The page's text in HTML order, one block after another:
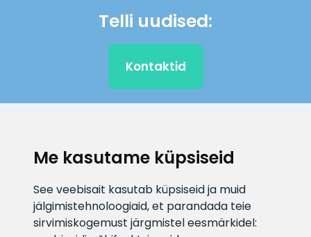
Me kasutame küpsiseid
See veebisait kasutab küpsiseid ja muid
jälgimistehnoloogiaid, et parandada teie
sirvimiskogemust järgmistel eesmärkidel:
Telli uudised:
Kontaktid
info@veefiltrid.ee
Infotelefon
+372 58862212
Vaata tööaegu